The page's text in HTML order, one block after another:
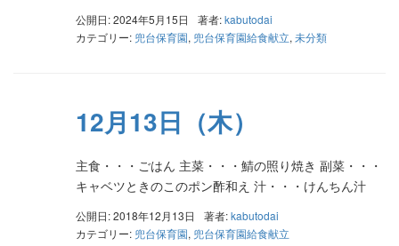
公開日: 2024年5月15日 著者:kabutodai
カテゴリー: 兜台保育園, 兜台保育園給食献立, 未分類
12月13日（木）
主食・・・ごはん 主菜・・・鯖の照り焼き 副菜・・・
キャベツときのこのポン酢和え 汁・・・けんちん汁
公開日: 2018年12月13日 著者:kabutodai
カテゴリー: 兜台保育園, 兜台保育園給食献立